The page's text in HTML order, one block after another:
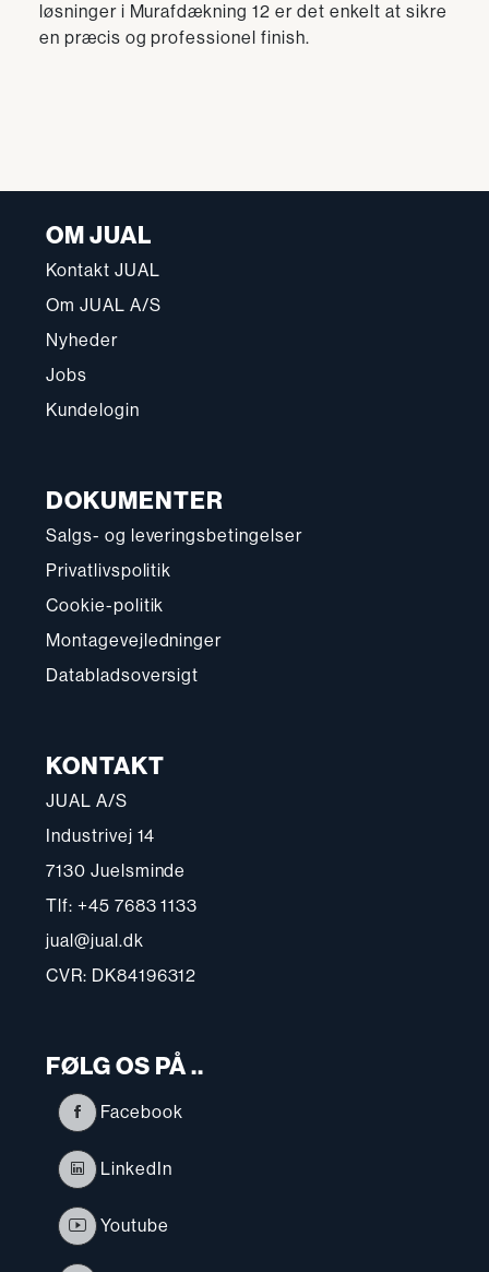
løsninger i Murafdækning 12 er det enkelt at sikre
en præcis og professionel finish.
OM JUAL
Kontakt JUAL
Om JUAL A/S
Nyheder
Jobs
Kundelogin
DOKUMENTER
Salgs- og leveringsbetingelser
Privatlivspolitik
Cookie-politik
Montagevejledninger
Databladsoversigt
KONTAKT
JUAL A/S
Industrivej 14
7130 Juelsminde
Tlf: +45 7683 1133
jual@jual.dk
CVR: DK84196312
FØLG OS PÅ ..
Facebook
LinkedIn
Youtube